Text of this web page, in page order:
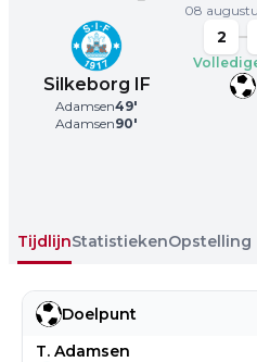
08
Silkeborg IF
Adamsen49'
Adamsen90'
2
TijdlijnStatistiekenOpstelling
Doelpunt
T. Adamsen